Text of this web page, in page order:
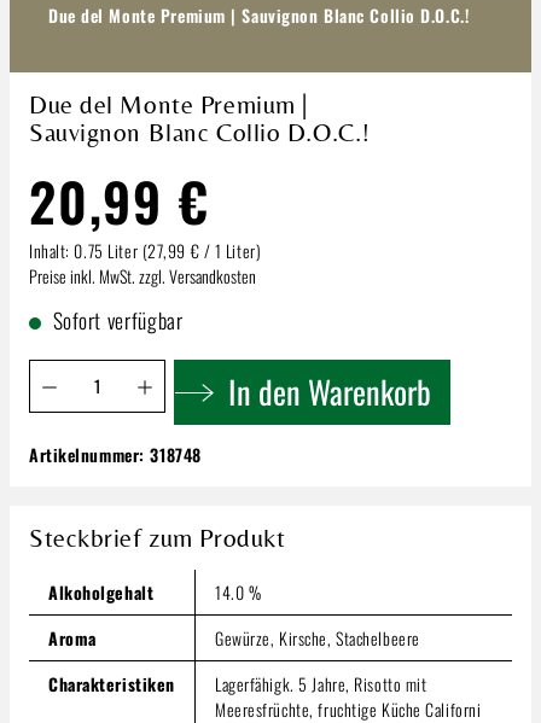
Due del Monte Premium | Sauvignon Blanc Collio D.O.C.!
Due del Monte Premium |
Sauvignon Blanc Collio D.O.C.!
20,99 €
Inhalt: 0.75 Liter (27,99 € / 1 Liter)
Preise inkl. MwSt. zzgl. Versandkosten
Sofort verfügbar
Produkt Anzahl: Gib den gewünschten Wert ein oder
In den Warenkorb
Due del Monte Premium | Sauvignon Blanc
20,99 €
(27,99 € / 1 Liter)
Preise inkl. MwSt. zzgl. Versandkosten
Produkt Anzahl: Gib den gewünschten Wert ein oder
In den Warenkorb
Artikelnummer:318748
Steckbrief zum Produkt
Alkoholgehalt
14.0 %
Aroma
Gewürze, Kirsche, Stachelbeere
Charakteristiken
Lagerfähigk. 5 Jahre, Risotto mit
Meeresfrüchte, fruchtige Küche Californi